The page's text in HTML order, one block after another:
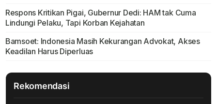
Respons Kritikan Pigai, Gubernur Dedi: HAM tak Cuma
Lindungi Pelaku, Tapi Korban Kejahatan
Bamsoet: Indonesia Masih Kekurangan Advokat, Akses
Keadilan Harus Diperluas
Rekomendasi